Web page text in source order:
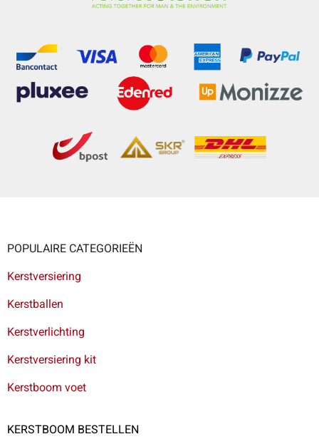
POPULAIRE CATEGORIEËN
Kerstversiering
Kerstballen
Kerstverlichting
Kerstversiering kit
Kerstboom voet
KERSTBOOM BESTELLEN